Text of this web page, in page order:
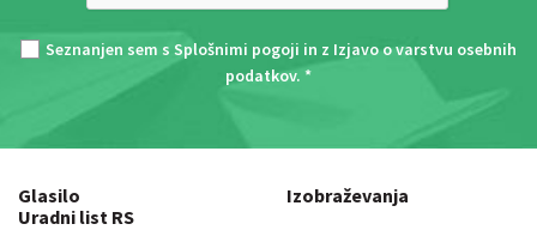
Seznanjen sem s Splošnimi pogoji in z Izjavo o varstvu osebnih
podatkov. *
Glasilo
Uradni list RS
Izobraževanja